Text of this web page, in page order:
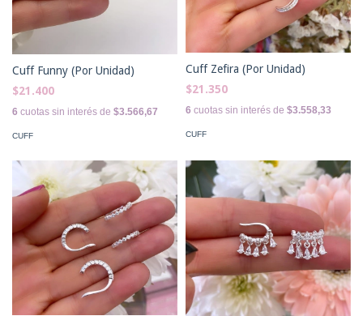
Cuff Funny (Por Unidad)
$21.400
6 cuotas sin interés de $3.566,67
CUFF
Cuff Zefira (Por Unidad)
$21.350
6 cuotas sin interés de $3.558,33
CUFF